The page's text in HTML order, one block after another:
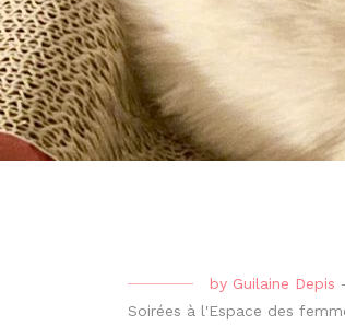
by Guilaine Depis
Soirées à l'Espace des